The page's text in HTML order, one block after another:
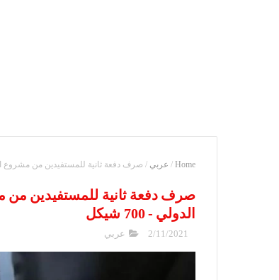
Home
/ عربي / صرف دفعة ثانية للمستفيدين من مشروع
صرف دفعة ثانية للمستفيدين من
الدولي - 700 شيكل
2/11/2021 عربي